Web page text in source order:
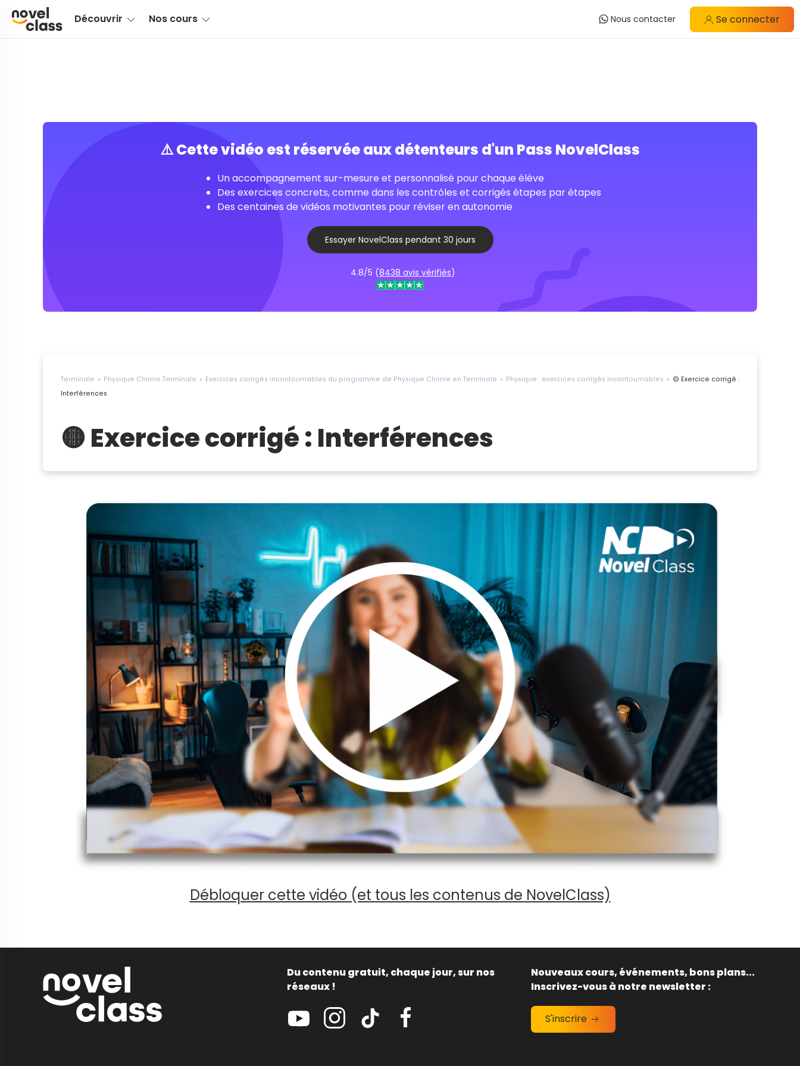
Découvrir Nos cours Nous contacter Se connecter
⚠️ Cette vidéo est réservée aux détenteurs d'un Pass NovelClass
Un accompagnement sur-mesure et personnalisé pour chaque élève
Des exercices concrets, comme dans les contrôles et corrigés étapes par étapes
Des centaines de vidéos motivantes pour réviser en autonomie
Essayer NovelClass pendant 30 jours
4.8/5 (8438 avis vérifiés)
Terminale Physique Chimie Terminale Exercices corrigés incontournables du programme de Physique Chimie en Terminale Physique : exercices corrigés incontournables
🟡 Exercice corrigé :
Interférences
🟡 Exercice corrigé : Interférences
Débloquer cette vidéo (et tous les contenus de NovelClass)
Du contenu gratuit, chaque jour, sur nos
réseaux !
Nouveaux cours, événements, bons plans...
Inscrivez-vous à notre newsletter :
S'inscrire